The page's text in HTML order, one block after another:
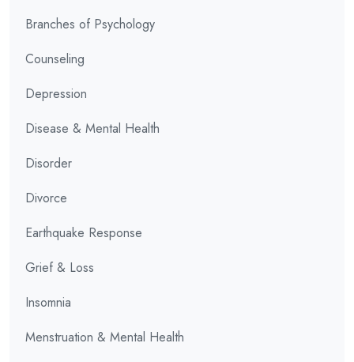
Branches of Psychology
Counseling
Depression
Disease & Mental Health
Disorder
Divorce
Earthquake Response
Grief & Loss
Insomnia
Menstruation & Mental Health